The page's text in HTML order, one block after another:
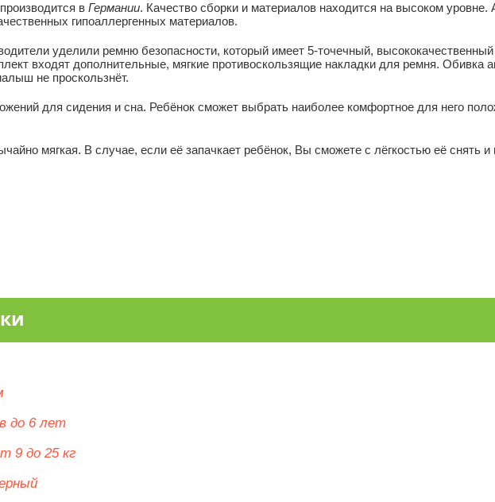
в Германии. Качество сборки и материалов находится на высоком уровне.
гипоаллергенных материалов.
уделили ремню безопасности, который имеет 5-точечный,
входят дополнительные, мягкие противоскользящие накладки для ремня. Обивка
не проскользнёт.
для сидения и сна. Ребёнок сможет выбрать наиболее комфортное для него
мягкая. В случае, если её запачкает ребёнок, Вы сможете с лёгкостью её снять и
до 6 лет
9 до 25 кг